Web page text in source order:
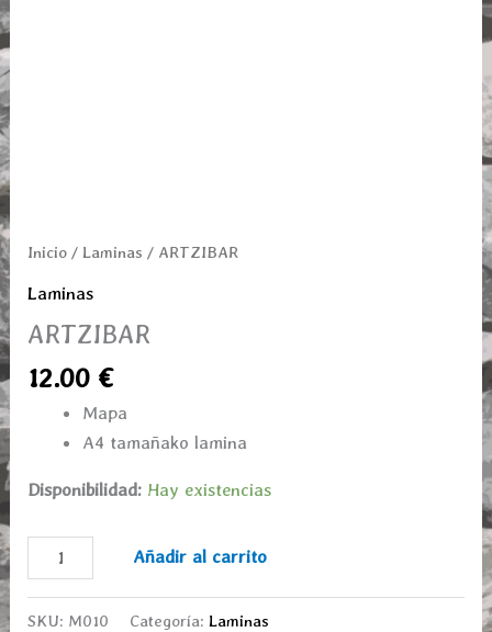
Inicio /Laminas / ARTZIBAR
Laminas
ARTZIBAR
12.00 €
Mapa
A4 tamañako lamina
Disponibilidad: Hay existencias
Añadir al carrito
SKU: M010 Categoría:Laminas